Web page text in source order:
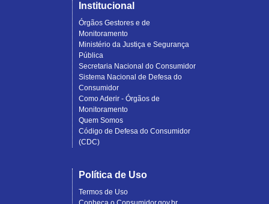
Institucional
Órgãos Gestores e de
Monitoramento
Ministério da Justiça e Segurança
Pública
Secretaria Nacional do Consumidor
Sistema Nacional de Defesa do
Consumidor
Como Aderir - Órgãos de
Monitoramento
Quem Somos
Código de Defesa do Consumidor
(CDC)
Política de Uso
Termos de Uso